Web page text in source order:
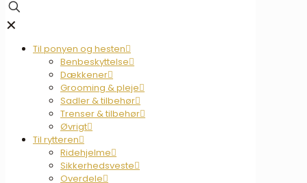
✕
Til ponyen og hesten
Benbeskyttelse
Dækkener
Grooming & pleje
Sadler & tilbehør
Trenser & tilbehør
Øvrigt
Til rytteren
Ridehjelme
Sikkerhedsveste
Overdele